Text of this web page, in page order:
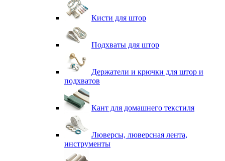
Кисти для штор
Подхваты для штор
Держатели и крючки для штор и
подхватов
Кант для домашнего текстиля
Люверсы, люверсная лента,
инструменты